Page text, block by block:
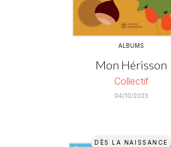
ALBUMS
Mon Hérisson
Collectif
04/10/2023
DÈS LA NAISSANCE